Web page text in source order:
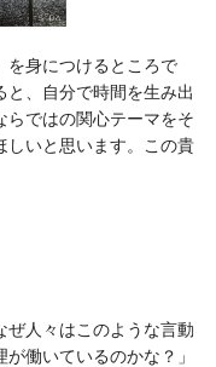
を身につけるところで
、自分で時間を生み出
らではの関心テーマをそ
しいと思います。この貴
ぜ人々はこのような言動
働いているのかな？」